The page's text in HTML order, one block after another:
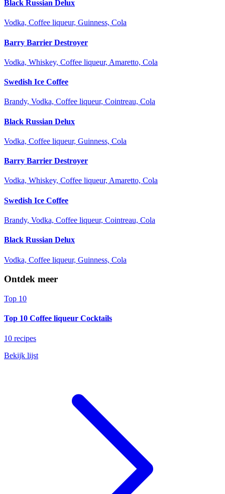
Black Russian Delux
Vodka, Coffee liqueur, Guinness, Cola
Barry Barrier Destroyer
Vodka, Whiskey, Coffee liqueur, Amaretto, Cola
Swedish Ice Coffee
Brandy, Vodka, Coffee liqueur, Cointreau, Cola
Black Russian Delux
Vodka, Coffee liqueur, Guinness, Cola
Barry Barrier Destroyer
Vodka, Whiskey, Coffee liqueur, Amaretto, Cola
Swedish Ice Coffee
Brandy, Vodka, Coffee liqueur, Cointreau, Cola
Black Russian Delux
Vodka, Coffee liqueur, Guinness, Cola
Ontdek meer
Top 10
Top 10 Coffee liqueur Cocktails
10 recipes
Bekijk lijst